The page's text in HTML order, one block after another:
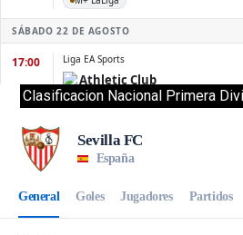
Clasificacion Nacional Primera